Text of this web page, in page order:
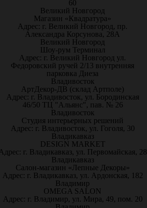
60
Великий Новгород
Магазин «Квадратура»
Адрес: г. Великий Новгород, пр.
Александра Корсунова, 28А
Великий Новгород
Шоу-рум Терминал
Адрес: г. Великий Новгород ул.
Федоровский ручей 2/13 внутренняя
парковка Диеза
Владивосток
АртДекор-ДВ (склад Артполе)
Адрес: г. Владивосток, ул. Бородинская
46/50 ТЦ "Альянс", пав. № 26
Владивосток
Студия интерьерных решений
Адрес: г. Владивосток, ул. Гоголя, 30
Владикавказ
DESIGN MARKET
г. Владикавказ, ул. Первомайская, 28
Владикавказ
Салон-магазин «Лепные Декоры»
Адрес: г. Владикавказ, ул. Ардонская, 182
Владимир
OMEGA SALON
Адрес: г. Владимир, ул. Мира, 49, пом. 20